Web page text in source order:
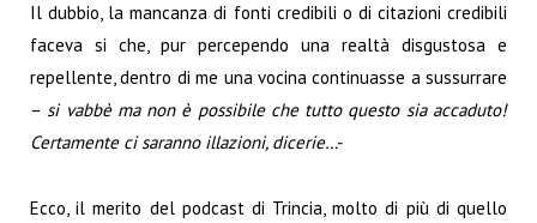
Il dubbio, la mancanza di fonti credibili o di citazioni credibili
faceva si che, pur percependo una realtà disgustosa e
repellente, dentro di me una vocina continuasse a sussurrare
–si vabbè ma non è possibile che tutto questo sia accaduto!
Certamente ci saranno illazioni, dicerie…-
Ecco, il merito del podcast di Trincia, molto di più di quello